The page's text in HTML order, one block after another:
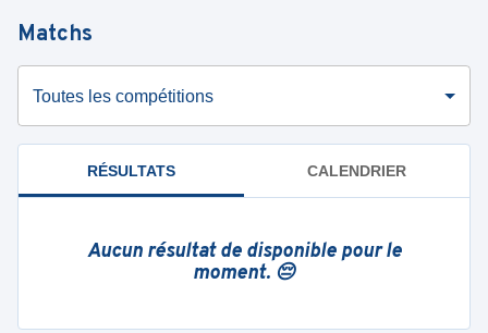
Matchs
Toutes les compétitions
RÉSULTATS CALENDRIER
Aucun résultat de disponible pour le
moment. 😔